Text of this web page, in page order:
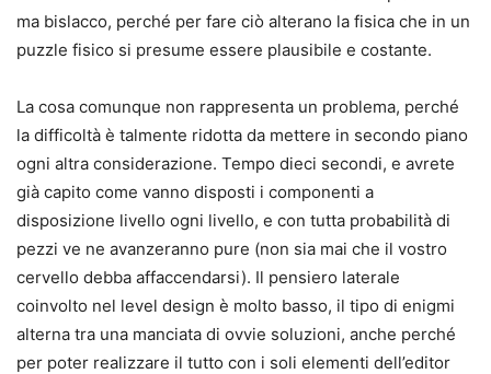
ma bislacco, perché per fare ciò alterano la fisica che in un
puzzle fisico si presume essere plausibile e costante.
La cosa comunque non rappresenta un problema, perché
la difficoltà è talmente ridotta da mettere in secondo piano
ogni altra considerazione. Tempo dieci secondi, e avrete
già capito come vanno disposti i componenti a
disposizione livello ogni livello, e con tutta probabilità di
pezzi ve ne avanzeranno pure (non sia mai che il vostro
cervello debba affaccendarsi). Il pensiero laterale
coinvolto nel level design è molto basso, il tipo di enigmi
alterna tra una manciata di ovvie soluzioni, anche perché
per poter realizzare il tutto con i soli elementi dell’editor